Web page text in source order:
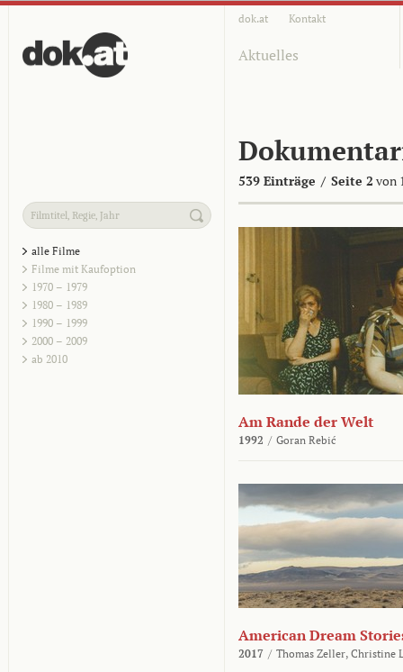
dok.at Kontakt
Aktuelles
539 Einträge / Seite 2 von
alle Filme
Filme mit Kaufoption
1970 – 1979
1980 – 1989
1990 – 1999
2000 – 2009
ab 2010
Am Rande der Welt
1992 / Goran Rebić
American Dream
2017 / Thomas Zeller, Christine